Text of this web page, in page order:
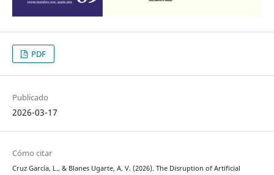
PDF
Publicado
2026-03-17
Cómo citar
Cruz García, L., & Blanes Ugarte, A. V. (2026). The Disruption of Artificial